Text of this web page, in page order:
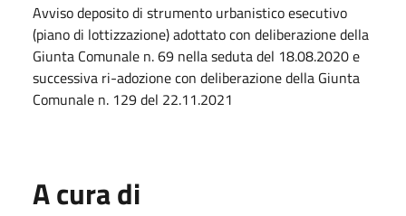
Avviso deposito di strumento urbanistico esecutivo
(piano di lottizzazione) adottato con deliberazione della
Giunta Comunale n. 69 nella seduta del 18.08.2020 e
successiva ri-adozione con deliberazione della Giunta
Comunale n. 129 del 22.11.2021
A cura di